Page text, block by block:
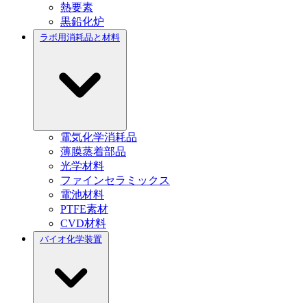
熱要素
黒鉛化炉
ラボ用消耗品と材料
電気化学消耗品
薄膜蒸着部品
光学材料
ファインセラミックス
電池材料
PTFE素材
CVD材料
バイオ化学装置